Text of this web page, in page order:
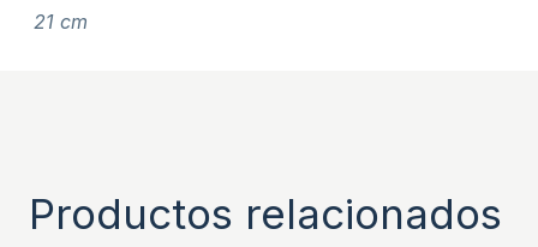
21 cm
Productos relacionados